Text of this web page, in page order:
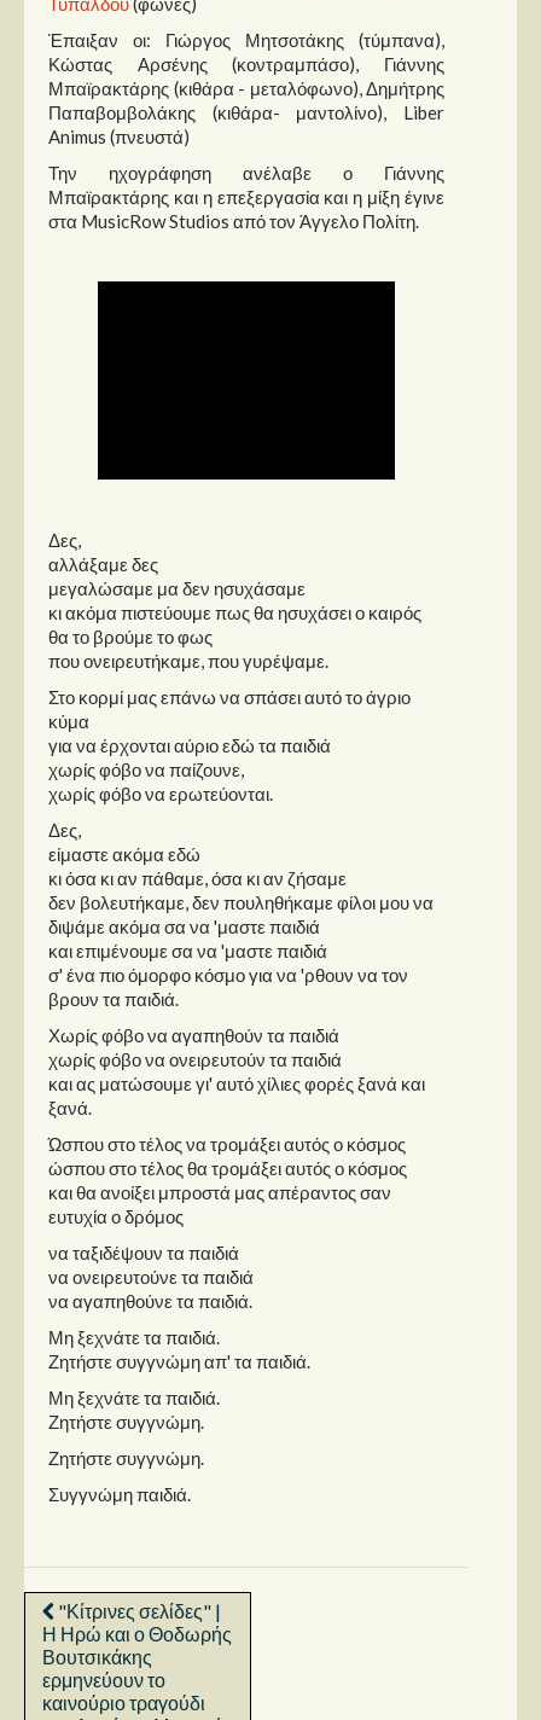
Έπαιξαν οι: Γιώργος Μητσοτάκης (τύμπανα),
Κώστας Αρσένης (κοντραμπάσο), Γιάννης
Μπαϊρακτάρης (κιθάρα - μεταλόφωνο), Δημήτρης
Παπαβομβολάκης (κιθάρα- μαντολίνο), Liber
Animus (πνευστά)
Την ηχογράφηση ανέλαβε ο Γιάννης
Μπαϊρακτάρης και η επεξεργασία και η μίξη έγινε
στα MusicRow Studios από τον Άγγελο Πολίτη.
Δες,
αλλάξαμε δες
μεγαλώσαμε μα δεν ησυχάσαμε
κι ακόμα πιστεύουμε πως θα ησυχάσει ο καιρός
θα το βρούμε το φως
που ονειρευτήκαμε, που γυρέψαμε.
Στο κορμί μας επάνω να σπάσει αυτό το άγριο
κύμα
για να έρχονται αύριο εδώ τα παιδιά
χωρίς φόβο να παίζουνε,
χωρίς φόβο να ερωτεύονται.
Δες,
είμαστε ακόμα εδώ
κι όσα κι αν πάθαμε, όσα κι αν ζήσαμε
δεν βολευτήκαμε, δεν πουληθήκαμε φίλοι μου να
διψάμε ακόμα σα να 'μαστε παιδιά
και επιμένουμε σα να 'μαστε παιδιά
σ' ένα πιο όμορφο κόσμο για να 'ρθουν να τον
βρουν τα παιδιά.
Χωρίς φόβο να αγαπηθούν τα παιδιά
χωρίς φόβο να ονειρευτούν τα παιδιά
και ας ματώσουμε γι' αυτό χίλιες φορές ξανά και
ξανά.
Ώσπου στο τέλος να τρομάξει αυτός ο κόσμος
ώσπου στο τέλος θα τρομάξει αυτός ο κόσμος
και θα ανοίξει μπροστά μας απέραντος σαν
ευτυχία ο δρόμος
να ταξιδέψουν τα παιδιά
να ονειρευτούνε τα παιδιά
να αγαπηθούνε τα παιδιά.
Μη ξεχνάτε τα παιδιά.
Ζητήστε συγγνώμη απ' τα παιδιά.
Μη ξεχνάτε τα παιδιά.
Ζητήστε συγγνώμη.
Ζητήστε συγγνώμη.
Συγγνώμη παιδιά.
"Κίτρινες σελίδες" |
Η Ηρώ και ο Θοδωρής
Βουτσικάκης
ερμηνεύουν το
καινούριο τραγούδι